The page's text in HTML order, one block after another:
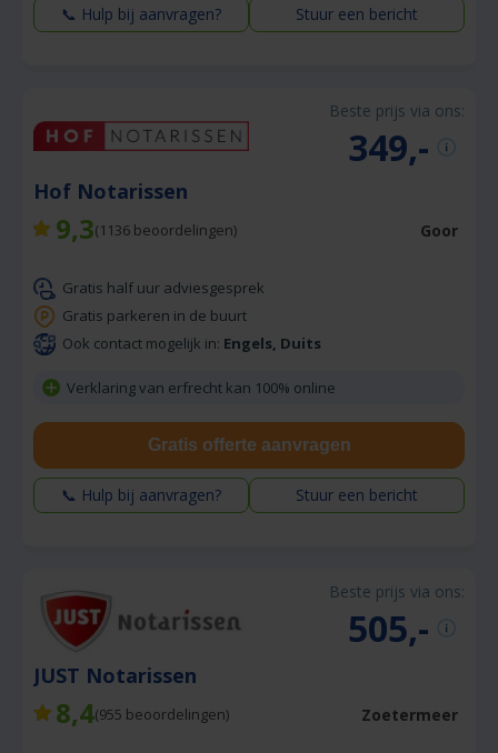
📞 Hulp bij aanvragen? Stuur een bericht
Beste prijs via ons:
349,-
Hof Notarissen
9,3(1136 beoordelingen) Goor
Gratis half uur adviesgesprek
Gratis parkeren in de buurt
Ook contact mogelijk in: Engels, Duits
Verklaring van erfrecht kan 100% online
Gratis offerte aanvragen
📞 Hulp bij aanvragen? Stuur een bericht
Beste prijs via ons:
505,-
JUST Notarissen
8,4(955 beoordelingen) Zoetermeer